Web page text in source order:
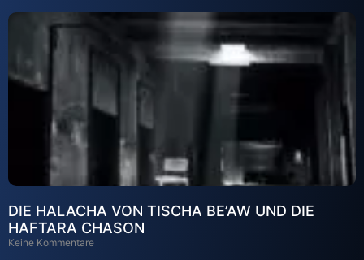
DIE HALACHA VON TISCHA BE’AW UND DIE
HAFTARA CHASON
Keine Kommentare